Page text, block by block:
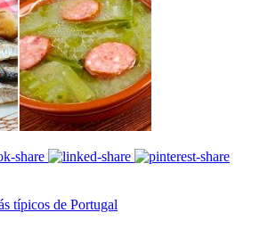
típicos de Portugal